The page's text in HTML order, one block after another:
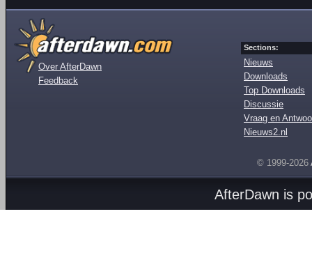
Over AfterDawn
Feedback
Sections:
Nieuws
Downloads
Top Downloads
Discussie
Vraag en
Nieuws2.nl
© 1999-2026
AfterDawn is